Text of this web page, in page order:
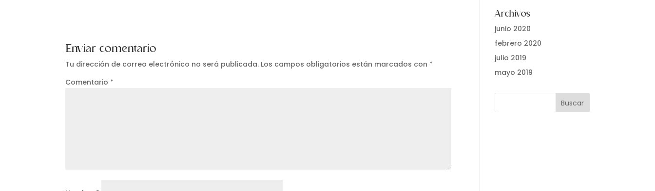
Enviar comentario
Tu dirección de correo electrónico no será publicada. Los campos obligatorios están marcados con *
Comentario *
Archivos
junio 2020
febrero 2020
julio 2019
mayo 2019